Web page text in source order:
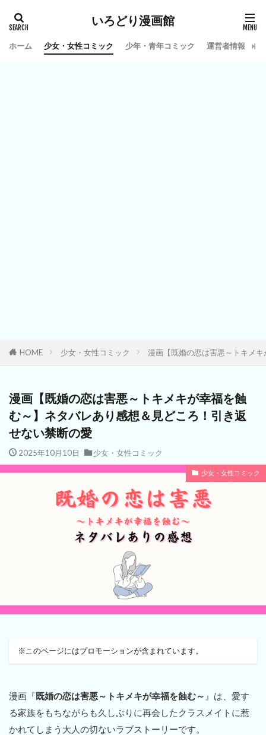
いろどり漫画館
ホーム 少女・女性コミック 少年・青年コミック 運営者情報
HOME 少女・女性コミック 漫画【既婚の恋は害悪～トキメ
漫画【既婚の恋は害悪～トキメキが幸福を蝕
む～】ネタバレあり感想＆見どころ！引き返
せない禁断の愛
2025年10月10日 少女・女性コミック
少女・女性コミック
※このページにはプロモーションが含まれています。
漫画『既婚の恋は害悪～トキメキが幸福を蝕む～ 』は、愛す
る家族をもちながらも久しぶりに再会したクラスメイトに惹
かれてしまう大人の切ないラブストーリーです。